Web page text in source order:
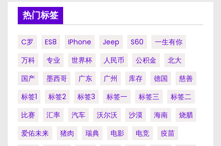
热门标签
C罗 ES8 IPhone Jeep S60
一生有你
万科
专业 世界杯 人民币 公积金
北大
国产
墨西哥 广东 广州 库存 德国
慈善
标签1
标签2 标签3 标签一 标签三
标签二
比赛
汇率 汽车 沃尔沃 沙漠 海南
烧腊
爱佑未来
猪肉 瑞典 电影 电竞
疫苗